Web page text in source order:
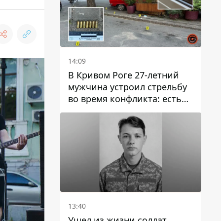
14:09
В Кривом Роге 27-летний
мужчина устроил стрельбу
во время конфликта: есть
раненый
13:40